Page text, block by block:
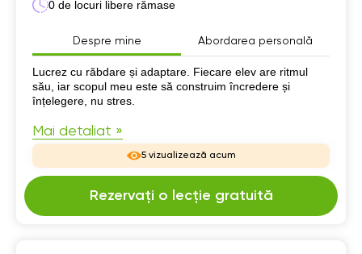
0 de locuri libere rămase
Despre mine Abordarea personală
Despre mine
Lucrez cu răbdare și adaptare. Fiecare elev are ritmul
său, iar scopul meu este să construim încredere și
înțelegere, nu stres.
Mai detaliat »
5 vizualizează acum
Rezervați o lecție gratuită